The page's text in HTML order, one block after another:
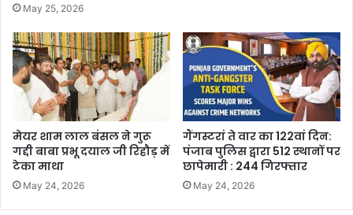
May 25, 2026
मेयर शाम लाल बंसल ने गुरू
गद्दी बाबा प्रभू दयाल जी रिहौड़ में
टेका माथा
May 24, 2026
गैंगस्टरां ते वार का 122वां दिन:
पंजाब पुलिस द्वारा 512 स्थानों पर
छापेमारी : 244 गिरफ्तार
May 24, 2026